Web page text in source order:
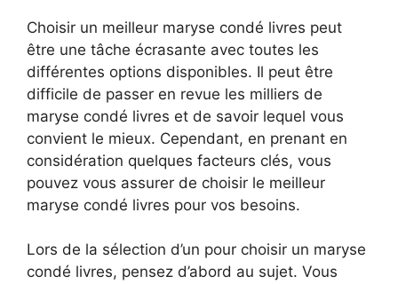
Choisir un meilleur maryse condé livres peut
être une tâche écrasante avec toutes les
différentes options disponibles. Il peut être
difficile de passer en revue les milliers de
maryse condé livres et de savoir lequel vous
convient le mieux. Cependant, en prenant en
considération quelques facteurs clés, vous
pouvez vous assurer de choisir le meilleur
maryse condé livres pour vos besoins.
Lors de la sélection d’un pour choisir un maryse
condé livres, pensez d’abord au sujet. Vous